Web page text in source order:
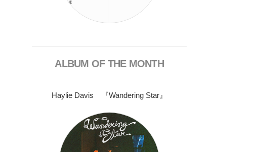
ALBUM OF THE MONTH
Haylie Davis 『Wandering Star』